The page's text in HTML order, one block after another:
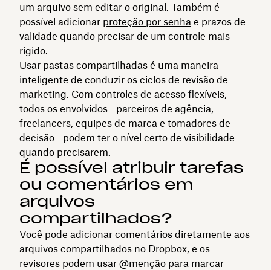
um arquivo sem editar o original. Também é
possível adicionar proteção por senha e prazos de
validade quando precisar de um controle mais
rígido.
Usar pastas compartilhadas é uma maneira
inteligente de conduzir os ciclos de revisão de
marketing. Com controles de acesso flexíveis,
todos os envolvidos—parceiros de agência,
freelancers, equipes de marca e tomadores de
decisão—podem ter o nível certo de visibilidade
quando precisarem.
É possível atribuir tarefas
ou comentários em
arquivos
compartilhados?
Você pode adicionar comentários diretamente aos
arquivos compartilhados no Dropbox, e os
revisores podem usar @menção para marcar